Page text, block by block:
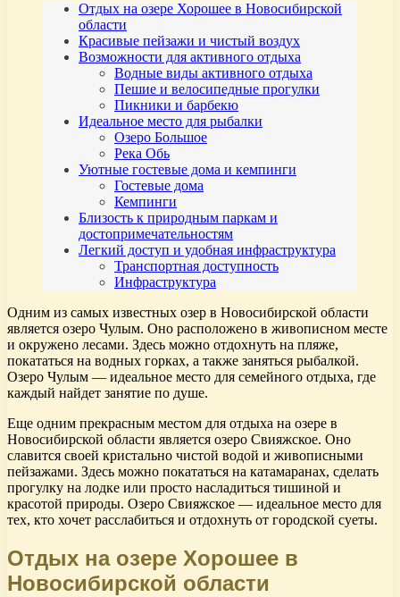
Отдых на озере Хорошее в Новосибирской
области
Красивые пейзажи и чистый воздух
Возможности для активного отдыха
Водные виды активного отдыха
Пешие и велосипедные прогулки
Пикники и барбекю
Идеальное место для рыбалки
Озеро Большое
Река Обь
Уютные гостевые дома и кемпинги
Гостевые дома
Кемпинги
Близость к природным паркам и
достопримечательностям
Легкий доступ и удобная инфраструктура
Транспортная доступность
Инфраструктура
Одним из самых известных озер в Новосибирской области
является озеро Чулым. Оно расположено в живописном месте
и окружено лесами. Здесь можно отдохнуть на пляже,
покататься на водных горках, а также заняться рыбалкой.
Озеро Чулым — идеальное место для семейного отдыха, где
каждый найдет занятие по душе.
Еще одним прекрасным местом для отдыха на озере в
Новосибирской области является озеро Свияжское. Оно
славится своей кристально чистой водой и живописными
пейзажами. Здесь можно покататься на катамаранах, сделать
прогулку на лодке или просто насладиться тишиной и
красотой природы. Озеро Свияжское — идеальное место для
тех, кто хочет расслабиться и отдохнуть от городской суеты.
Отдых на озере Хорошее в
Новосибирской области